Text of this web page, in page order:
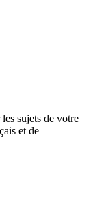
sujets de votre
et de